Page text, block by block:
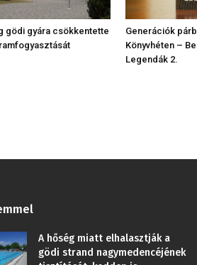
gödi gyára csökkentette
Generációk
Könyvhéten –
Legendák 2.
A hőség miatt elhalasztják a
gödi strand nagymedencéjének